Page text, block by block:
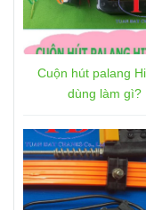
Cuộn hút palang
dùng làm gì?